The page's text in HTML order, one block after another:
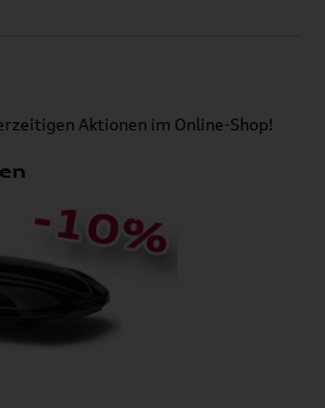
Aktionen im Online-Shop!